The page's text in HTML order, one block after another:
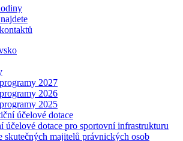
2027
2026
2025
účelové dotace
účelové dotace pro sportovní infrastrukturu
skutečných majitelů právnických osob